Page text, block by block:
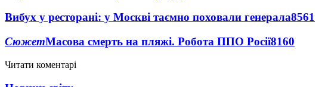
Вибух у ресторані: у Москві таємно поховали генерала8561
СюжетМасова смерть на пляжі. Робота ППО Росії8160
Читати коментарі